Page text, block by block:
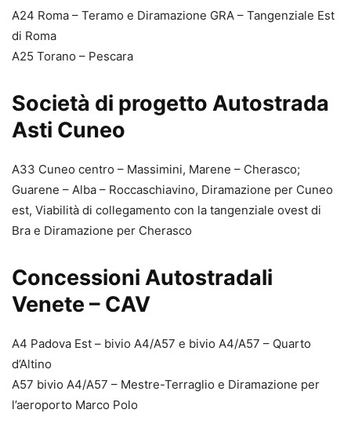
A24 Roma – Teramo e Diramazione GRA – Tangenziale Est
di Roma
A25 Torano – Pescara
Società di progetto Autostrada
Asti Cuneo
A33 Cuneo centro – Massimini, Marene – Cherasco;
Guarene – Alba – Roccaschiavino, Diramazione per Cuneo
est, Viabilità di collegamento con la tangenziale ovest di
Bra e Diramazione per Cherasco
Concessioni Autostradali
Venete – CAV
A4 Padova Est – bivio A4/A57 e bivio A4/A57 – Quarto
d’Altino
A57 bivio A4/A57 – Mestre-Terraglio e Diramazione per
l’aeroporto Marco Polo